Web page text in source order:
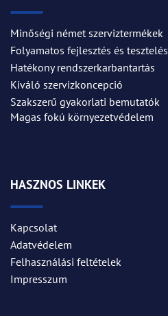
Minőségi német szerviztermékek
Folyamatos fejlesztés és tesztelés
Hatékony rendszerkarbantartás
Kiváló szervizkoncepció
Szakszerű gyakorlati bemutatók
Magas fokú környezetvédelem
HASZNOS LINKEK
Kapcsolat
Adatvédelem
Felhasználási feltételek
Impresszum